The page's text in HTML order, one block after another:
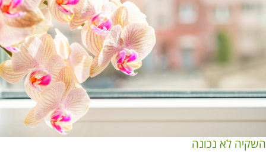
השקיה לא נכונה